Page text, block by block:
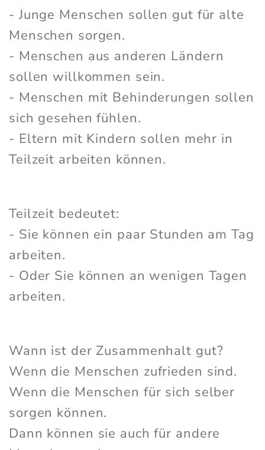
- Junge Menschen sollen gut für alte
Menschen sorgen.
- Menschen aus anderen Ländern
sollen willkommen sein.
- Menschen mit Behinderungen sollen
sich gesehen fühlen.
- Eltern mit Kindern sollen mehr in
Teilzeit arbeiten können.
Teilzeit bedeutet:
- Sie können ein paar Stunden am Tag
arbeiten.
- Oder Sie können an wenigen Tagen
arbeiten.
Wann ist der Zusammenhalt gut?
Wenn die Menschen zufrieden sind.
Wenn die Menschen für sich selber
sorgen können.
Dann können sie auch für andere